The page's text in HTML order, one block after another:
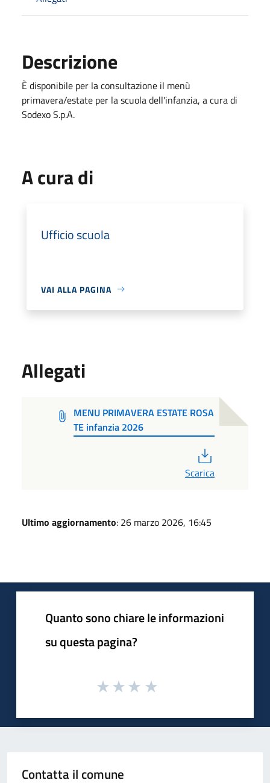
Descrizione
È disponibile per la consultazione il menù
primavera/estate per la scuola dell'infanzia, a cura di
Sodexo S.p.A.
A cura di
Ufficio scuola
VAI ALLA PAGINA
Allegati
MENU PRIMAVERA ESTATE ROSA
TE infanzia 2026
Scarica
Ultimo aggiornamento: 26 marzo 2026, 16:45
Quanto sono chiare le informazioni
su questa pagina?
Contatta il comune